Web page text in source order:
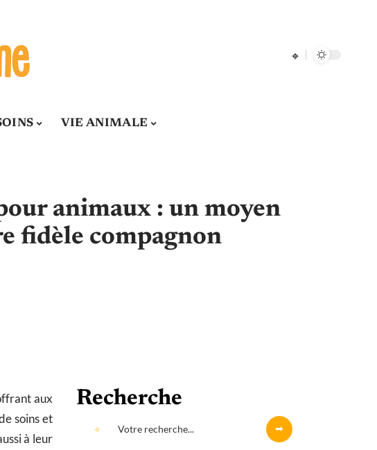
VIE ANIMALE
animaux : un moyen
fidèle compagnon
aux
soins et
à leur
Recherche